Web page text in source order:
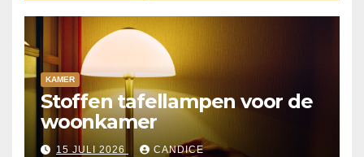
KAMER
Stoffen tafellampen voor de
woonkamer
15 JULI 2026 CANDICE